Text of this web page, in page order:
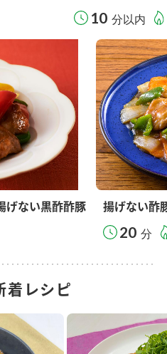
10 分以内
げない黒酢酢豚 揚げない酢
20 分
着レシピ